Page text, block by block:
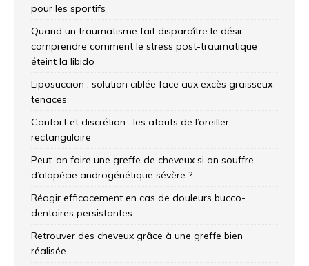
pour les sportifs
Quand un traumatisme fait disparaître le désir :
comprendre comment le stress post-traumatique
éteint la libido
Liposuccion : solution ciblée face aux excès graisseux
tenaces
Confort et discrétion : les atouts de l’oreiller
rectangulaire
Peut-on faire une greffe de cheveux si on souffre
d’alopécie androgénétique sévère ?
Réagir efficacement en cas de douleurs bucco-
dentaires persistantes
Retrouver des cheveux grâce à une greffe bien
réalisée